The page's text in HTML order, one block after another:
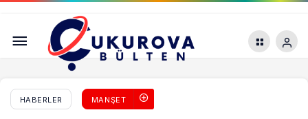
HABERLER MANŞET
Hastalar üzerinden ‘menfaat’ iddiası: 2’si doktor
3 gözaltı